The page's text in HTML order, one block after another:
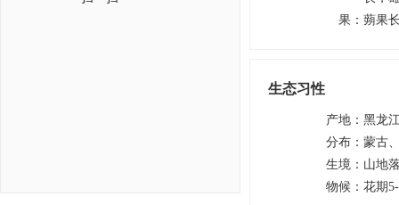
果 ： 蒴果
生态习性
产地 ： 黑龙
分布 ： 蒙古
生境 ： 山地
物候 ： 花期